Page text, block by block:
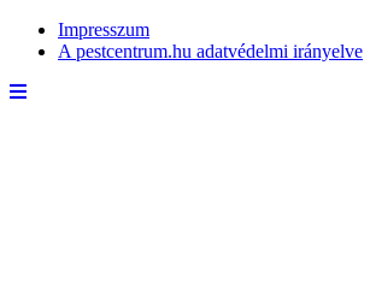
Impresszum
A pestcentrum.hu adatvédelmi irányelve